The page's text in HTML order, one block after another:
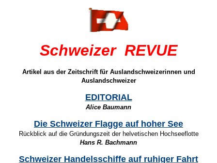
Schweizer REVUE
Artikel aus der Zeitschrift für Auslandschweizerinnen und
Auslandschweizer
EDITORIAL
Alice Baumann
Die Schweizer Flagge auf hoher See
Rückblick auf die Gründungszeit der helvetischen Hochseeflotte
Hans R. Bachmann
Schweizer Handelsschiffe auf ruhiger Fahrt